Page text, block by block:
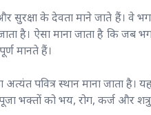
सुरक्षा के देवता माने जाते हैं। वे
है। ऐसा माना जाता है कि जब
मानते हैं।
अत्यंत पवित्र स्थान माना
भक्तों को भय, रोग, कर्ज और